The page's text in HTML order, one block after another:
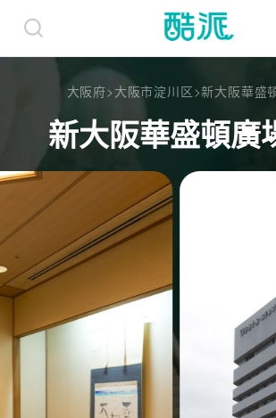
大阪府>大阪市淀川区>新大阪華盛
新大阪華盛頓廣